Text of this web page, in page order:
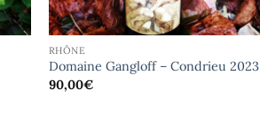
RHÔNE
Domaine Gangloff – Condrieu 2023
90,00€